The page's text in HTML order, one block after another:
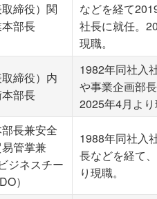
締役）関
部長
などを経て
社長に就任。
現職。
締役）内
部長
1982年同社入
や事業企画部長
2025年4月より
長兼安全
管掌兼
ジネスチー
）
1988年同社入
長などを経て
り現職。